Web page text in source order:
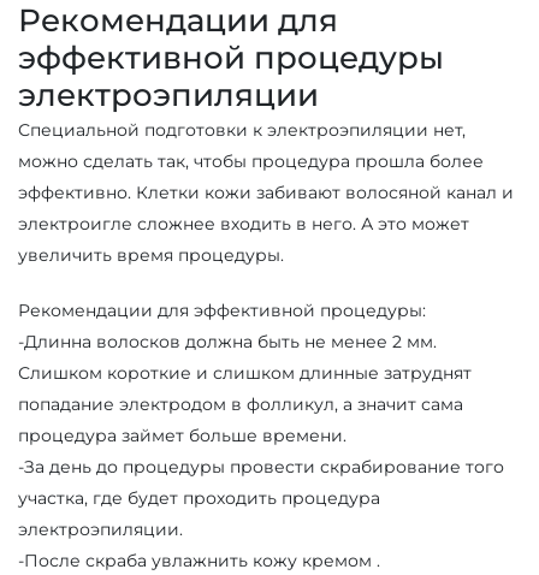
Рекомендации для
эффективной процедуры
электроэпиляции
Специальной подготовки к электроэпиляции нет,
можно сделать так, чтобы процедура прошла более
эффективно. Клетки кожи забивают волосяной канал и
электроигле сложнее входить в него. А это может
увеличить время процедуры.
Рекомендации для эффективной процедуры:
-Длинна волосков должна быть не менее 2 мм.
Слишком короткие и слишком длинные затруднят
попадание электродом в фолликул, а значит сама
процедура займет больше времени.
-За день до процедуры провести скрабирование того
участка, где будет проходить процедура
электроэпиляции.
-После скраба увлажнить кожу кремом .